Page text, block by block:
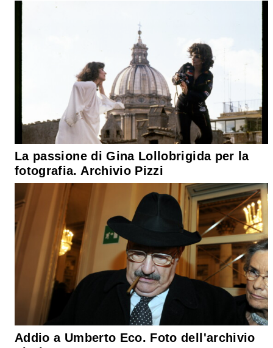
La passione di Gina Lollobrigida per la
fotografia. Archivio Pizzi
Addio a Umberto Eco. Foto dell'archivio